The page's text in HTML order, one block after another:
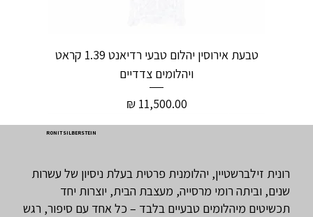
טבעת אירוסין יהלום טבעי רדיאנט 1.39 קראט
ויהלומים צדדיים
מחיר
RONIT SILBERSTEIN
רונית זילברשטיין, יהלומנית פרטית בעלת ניסיון של עשרות
שנים, וביתה רומי מרסייה, מעצבת הבית, יוצרות יחד
תכשיטים מיהלומים טבעיים בלבד – כל אחד עם סיפור, רגש